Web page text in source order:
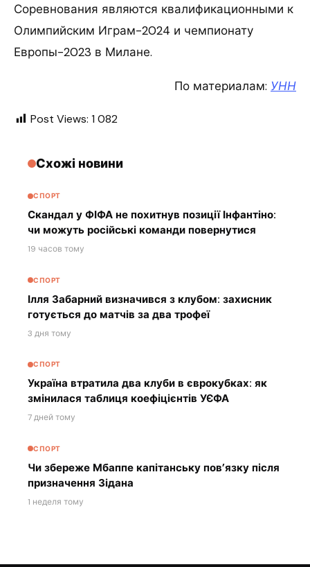
Соревнования являются квалификационными к
Олимпийским Играм-2024 и чемпионату
Европы-2023 в Милане.
По материалам: УНН
Post Views: 1 082
Схожі новини
СПОРТ
Скандал у ФІФА не похитнув позиції Інфантіно:
чи можуть російські команди повернутися
19 часов тому
СПОРТ
Ілля Забарний визначився з клубом: захисник
готується до матчів за два трофеї
3 дня тому
СПОРТ
Україна втратила два клуби в єврокубках: як
змінилася таблиця коефіцієнтів УЄФА
7 дней тому
СПОРТ
Чи збереже Мбаппе капітанську пов’язку після
призначення Зідана
1 неделя тому